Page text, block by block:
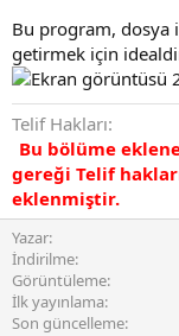
Bu program, dosya
getirmek için
Telif Hakları
Bu bölüme
gereği Telif
eklenmiştir.
Yazar
İndirilme
Görüntüleme
İlk yayınlama
Son güncelleme